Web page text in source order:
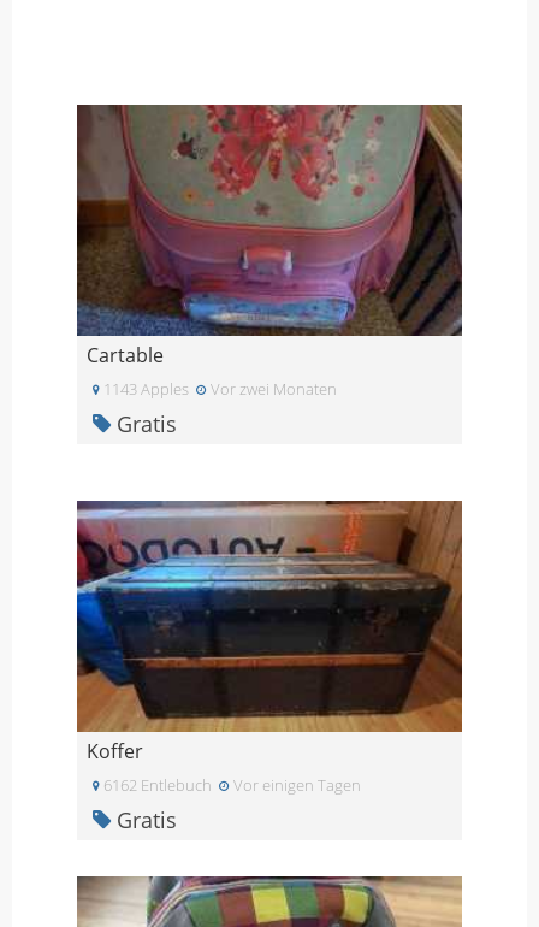
Cartable
1143 Apples Vor zwei Monaten
Gratis
Koffer
6162 Entlebuch Vor einigen Tagen
Gratis